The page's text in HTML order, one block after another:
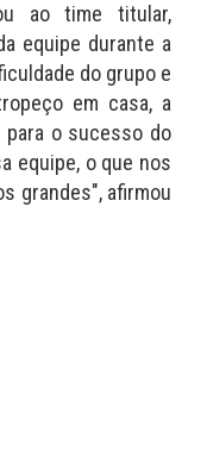
ao time titular,
equipe durante a
do grupo e
em casa, a
o sucesso do
equipe, o que nos
grandes", afirmou